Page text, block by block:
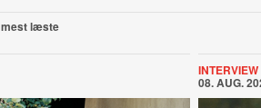
mest læste
INTERVIEW
08. AUG.